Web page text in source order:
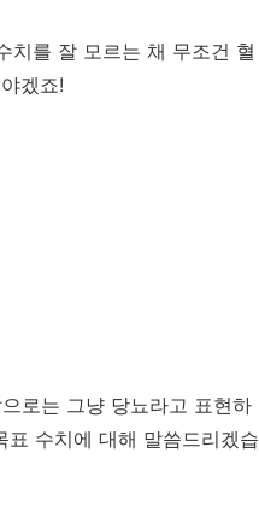
치를 잘 모르는 채 무조건 혈
겠죠!
로는 그냥 당뇨라고 표현하
수치에 대해 말씀드리겠습